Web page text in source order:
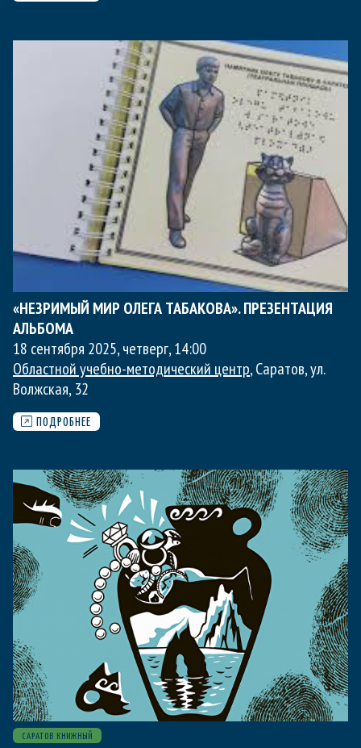
«НЕЗРИМЫЙ МИР ОЛЕГА ТАБАКОВА». ПРЕЗЕНТАЦИЯ
АЛЬБОМА
18 сентября 2025, четверг,14:00
Областной учебно-методический центр, Саратов, ул.
Волжская, 32
ПОДРОБНЕЕ
САРАТОВ КНИЖНЫЙ